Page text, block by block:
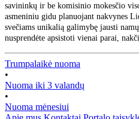
savininkų ir be komisinio mokesčio
asmeniniu gidu planuojant nakvynes
svečiams unikalią galimybę jausti
nusprendėte apsistoti vienai parai,
Trumpalaikė nuoma
•
Nuoma iki 3 valandų
•
Nuoma mėnesiui